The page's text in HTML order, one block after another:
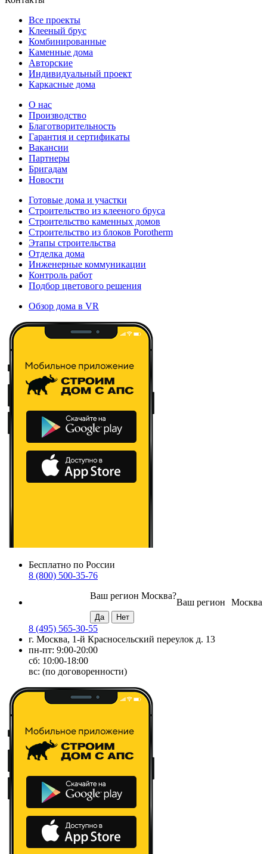
Все проекты
Клееный брус
Комбинированные
Каменные дома
Авторские
Индивидуальный проект
Каркасные дома
О нас
Производство
Благотворительность
Гарантия и сертификаты
Вакансии
Партнеры
Бригадам
Новости
Готовые дома и участки
Строительство из клееного бруса
Строительство каменных домов
Строительство из блоков Porotherm
Этапы строительства
Отделка дома
Инженерные коммуникации
Контроль работ
Подбор цветового решения
Обзор дома в VR
Бесплатно по России
8 (800) 500-35-76
Москва
Ваш регион
Ваш регион Москва?
8 (495) 565-30-55
г. Москва, 1-й Красносельский переулок д. 13
пн-пт: 9:00-20:00
сб: 10:00-18:00
вс: (по договоренности)